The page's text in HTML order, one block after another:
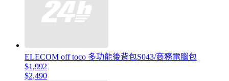
ELECOM off toco 多功能後背包S043/商務電腦包
$1,992
$2,490